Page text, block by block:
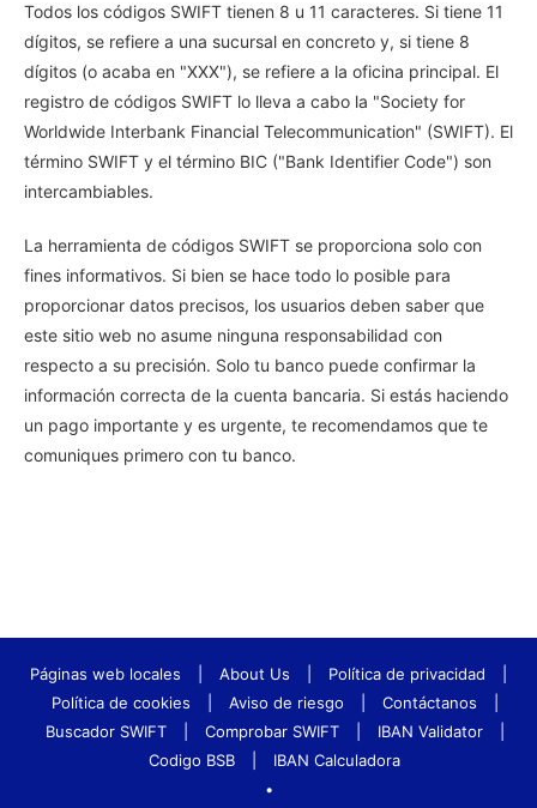
Todos los códigos SWIFT tienen 8 u 11 caracteres. Si tiene 11
dígitos, se refiere a una sucursal en concreto y, si tiene 8
dígitos (o acaba en "XXX"), se refiere a la oficina principal. El
registro de códigos SWIFT lo lleva a cabo la "Society for
Worldwide Interbank Financial Telecommunication" (SWIFT). El
término SWIFT y el término BIC ("Bank Identifier Code") son
intercambiables.
La herramienta de códigos SWIFT se proporciona solo con
fines informativos. Si bien se hace todo lo posible para
proporcionar datos precisos, los usuarios deben saber que
este sitio web no asume ninguna responsabilidad con
respecto a su precisión. Solo tu banco puede confirmar la
información correcta de la cuenta bancaria. Si estás haciendo
un pago importante y es urgente, te recomendamos que te
comuniques primero con tu banco.
Páginas web locales About Us Política de privacidad
Política de cookies
Aviso de riesgo Contáctanos
Buscador SWIFT
Comprobar SWIFT IBAN Validator
Codigo BSB
IBAN Calculadora
•